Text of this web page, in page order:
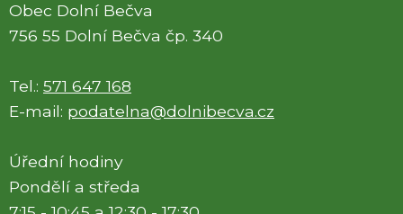
Obec Dolní Bečva
756 55 Dolní Bečva čp. 340
Tel.: 571 647 168
E-mail: podatelna@dolnibecva.cz
Úřední hodiny
Pondělí a středa